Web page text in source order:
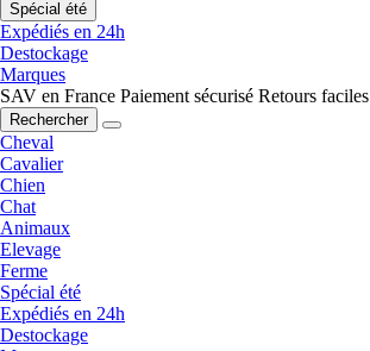
Spécial été
Expédiés en 24h
Destockage
Marques
SAV en France Paiement sécurisé Retours faciles
Rechercher
Cheval
Cavalier
Chien
Chat
Animaux
Elevage
Ferme
Spécial été
Expédiés en 24h
Destockage